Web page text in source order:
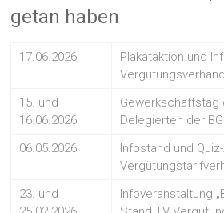
getan haben
17.06.2026
Plakataktion und
15. und
16.06.2026
Gewerkschaftstag
Delegierten der BG
06.05.2026
Infostand und
23. und
Infoveranstaltung